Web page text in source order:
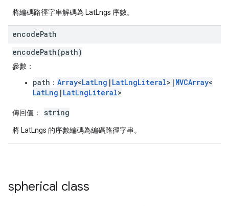
將編碼路徑字串解碼為 LatLngs 序數。
encodePath
encodePath(path)
參數：
path ： Array<LatLng | LatLngLiteral>| MVCArray<
LatLng | LatLngLiteral>
傳回值： string
將 LatLngs 的序數編碼為編碼路徑字串。
spherical class